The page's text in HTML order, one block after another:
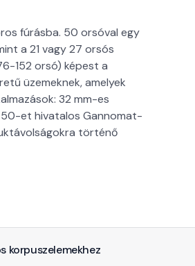
fúrásba. 50 orsóval egy
a 21 vagy 27 orsós
152 orsó) képest a
üzemeknek, amelyek
32 mm-es
50-et hivatalos Gannomat-
történő
korpuszelemekhez